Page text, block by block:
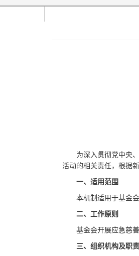
为深入贯彻党中央
活动的相关责任，根据
一、适用范围
本机制适用于基金
二、工作原则
基金会开展应急慈
三、组织机构及职责